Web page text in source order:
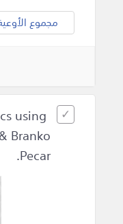
مجموع
using
Branko
Pecar.